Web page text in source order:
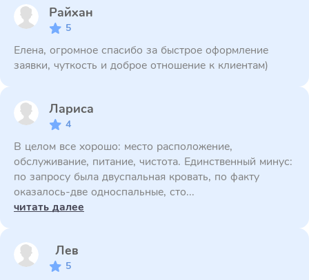
Райхан
5
Елена, огромное спасибо за быстрое оформление
заявки, чуткость и доброе отношение к клиентам)
Лариса
4
В целом все хорошо: место расположение,
обслуживание, питание, чистота. Единственный минус:
по запросу была двуспальная кровать, по факту
оказалось-две односпальные, сто...
читать далее
Лев
5